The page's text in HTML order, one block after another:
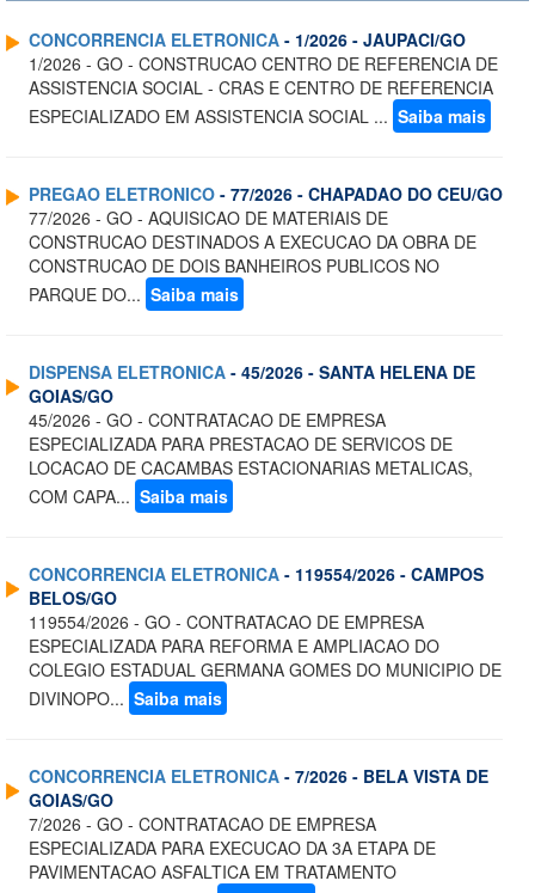
CONCORRENCIA ELETRONICA - 1/2026 - JAUPACI/GO
1/2026 - GO - CONSTRUCAO CENTRO DE REFERENCIA DE
ASSISTENCIA SOCIAL - CRAS E CENTRO DE REFERENCIA
ESPECIALIZADO EM ASSISTENCIA SOCIAL ... Saiba mais
PREGAO ELETRONICO - 77/2026 - CHAPADAO DO CEU/GO
77/2026 - GO - AQUISICAO DE MATERIAIS DE
CONSTRUCAO DESTINADOS A EXECUCAO DA OBRA DE
CONSTRUCAO DE DOIS BANHEIROS PUBLICOS NO
PARQUE DO... Saiba mais
DISPENSA ELETRONICA - 45/2026 - SANTA HELENA DE
GOIAS/GO
45/2026 - GO - CONTRATACAO DE EMPRESA
ESPECIALIZADA PARA PRESTACAO DE SERVICOS DE
LOCACAO DE CACAMBAS ESTACIONARIAS METALICAS,
COM CAPA... Saiba mais
CONCORRENCIA ELETRONICA - 119554/2026 - CAMPOS
BELOS/GO
119554/2026 - GO - CONTRATACAO DE EMPRESA
ESPECIALIZADA PARA REFORMA E AMPLIACAO DO
COLEGIO ESTADUAL GERMANA GOMES DO MUNICIPIO DE
DIVINOPO... Saiba mais
CONCORRENCIA ELETRONICA - 7/2026 - BELA VISTA DE
GOIAS/GO
7/2026 - GO - CONTRATACAO DE EMPRESA
ESPECIALIZADA PARA EXECUCAO DA 3A ETAPA DE
PAVIMENTACAO ASFALTICA EM TRATAMENTO